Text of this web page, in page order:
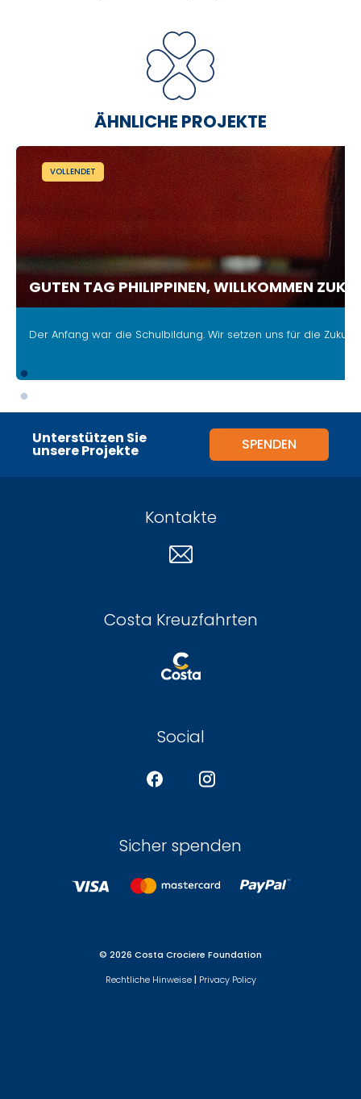
ÄHNLICHE PROJEKTE
VOLLENDET
GUTEN TAG PHILIPPINEN, WILLKOMMEN
Der Anfang war die Schulbildung. Wir setzen uns für die
Unterstützen Sie
unsere Projekte SPENDEN
Kontakte
Costa Kreuzfahrten
Social
Sicher spenden
© 2026 Costa Crociere Foundation
Rechtliche Hinweise| Privacy Policy